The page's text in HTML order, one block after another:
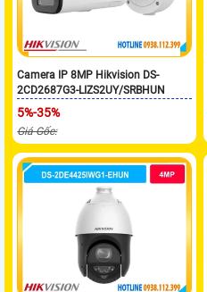
Camera IP 8MP Hikvision DS-
2CD2687G3-LIZS2UY/SRBHUN
5%-35%
Giá Gốc: